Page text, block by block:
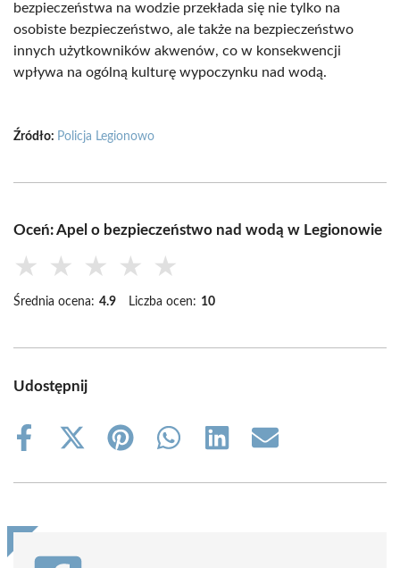
bezpieczeństwa na wodzie przekłada się nie tylko na
osobiste bezpieczeństwo, ale także na bezpieczeństwo
innych użytkowników akwenów, co w konsekwencji
wpływa na ogólną kulturę wypoczynku nad wodą.
Źródło: Policja Legionowo
Oceń: Apel o bezpieczeństwo nad wodą w Legionowie
★ ★ ★ ★ ★
Średnia ocena: 4.9 Liczba ocen: 10
Udostępnij
Share
Share
(Twitter)
Share
Share
Share
Share